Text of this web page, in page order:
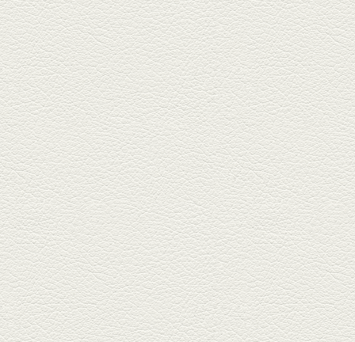
ニとキャビア乗せ
ホテル日航熊本の裏、創作串揚
げの新たな店「串ハル」へ「銀
しろ...
2025年2月7日放送
マグロのレアカツ＆合鴨
とカブのゆず煮
酒場通りの「料理屋じぃ」で昼
飲みの刻。「しろ」お湯割で店
主ご...
2025年1月17日放送
燻製ポーク＆特製和風石
焼おこげ
北区の飛田バイパスで人気の創
作家庭料理の店「ソラクル」
へ。「...
2024年12月27日放送
バーニャカウダ＆焼き鳥
＆もつ鍋
COCOSA裏の「焼鳥えーす」は